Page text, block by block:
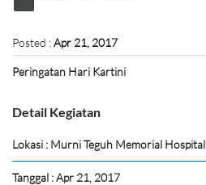
Posted :Apr 21, 2017
Peringatan Hari Kartini
Detail Kegiatan
Lokasi : Murni Teguh Memorial Hospital
Tanggal : Apr 21, 2017